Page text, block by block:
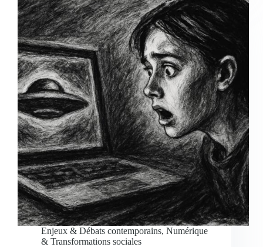
Enjeux & Débats contemporains, Numérique
& Transformations sociales